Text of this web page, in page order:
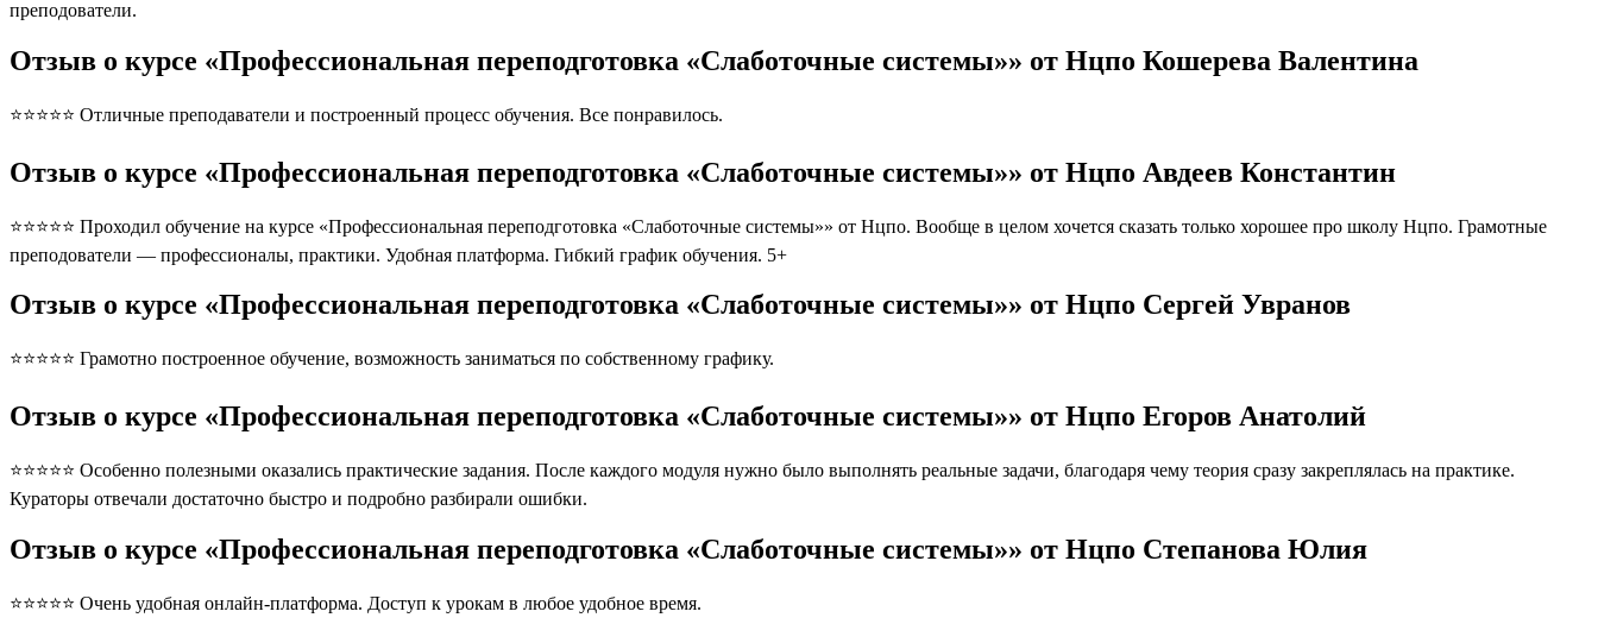
преподователи.
Отзыв о курсе «Профессиональная переподготовка «Слаботочные системы»» от Нцпо Кошерева Валентина
⭐⭐⭐⭐⭐ Отличные преподаватели и построенный процесс обучения. Все понравилось.
Отзыв о курсе «Профессиональная переподготовка «Слаботочные системы»» от Нцпо Авдеев Константин
⭐⭐⭐⭐⭐ Проходил обучение на курсе «Профессиональная переподготовка «Слаботочные системы»» от Нцпо. Вообще в целом хочется сказать только хорошее про школу Нцпо. Грамотные
преподователи — профессионалы, практики. Удобная платформа. Гибкий график обучения. 5+
Отзыв о курсе «Профессиональная переподготовка «Слаботочные системы»» от Нцпо Сергей Увранов
⭐⭐⭐⭐⭐ Грамотно построенное обучение, возможность заниматься по собственному графику.
Отзыв о курсе «Профессиональная переподготовка «Слаботочные системы»» от Нцпо Егоров Анатолий
⭐⭐⭐⭐⭐ Особенно полезными оказались практические задания. После каждого модуля нужно было выполнять реальные задачи, благодаря чему теория сразу закреплялась на практике.
Кураторы отвечали достаточно быстро и подробно разбирали ошибки.
Отзыв о курсе «Профессиональная переподготовка «Слаботочные системы»» от Нцпо Степанова Юлия
⭐⭐⭐⭐⭐ Очень удобная онлайн-платформа. Доступ к урокам в любое удобное время.